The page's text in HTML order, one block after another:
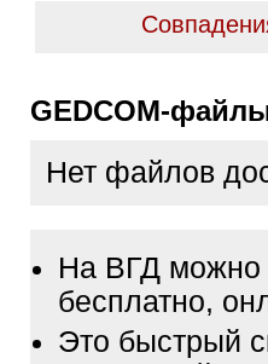
GEDCOM-
Нет файлов
На ВГД можно
бесплатно,
Это быстрый